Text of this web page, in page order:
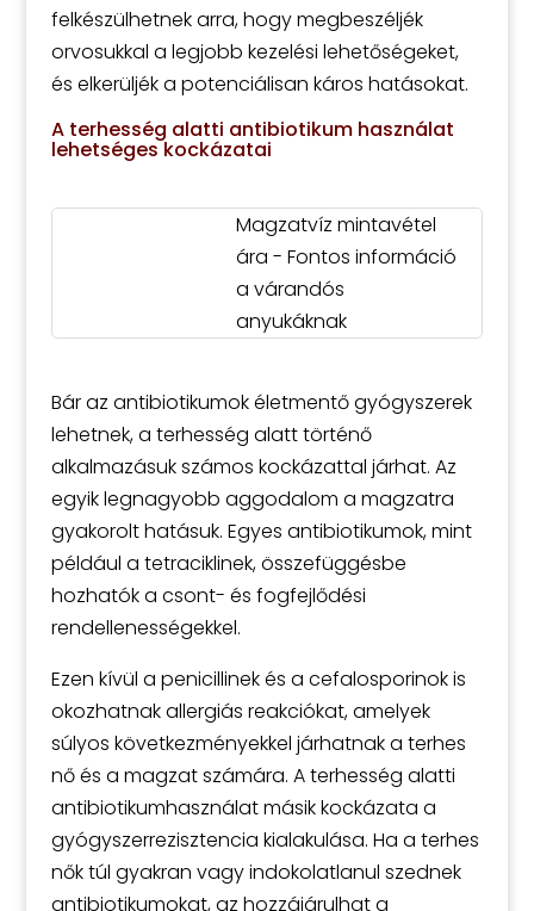
felkészülhetnek arra, hogy megbeszéljék
orvosukkal a legjobb kezelési lehetőségeket,
és elkerüljék a potenciálisan káros hatásokat.
A terhesség alatti antibiotikum használat
lehetséges kockázatai
Magzatvíz mintavétel
ára - Fontos információ
a várandós
anyukáknak
Bár az antibiotikumok életmentő gyógyszerek
lehetnek, a terhesség alatt történő
alkalmazásuk számos kockázattal járhat. Az
egyik legnagyobb aggodalom a magzatra
gyakorolt hatásuk. Egyes antibiotikumok, mint
például a tetraciklinek, összefüggésbe
hozhatók a csont- és fogfejlődési
rendellenességekkel.
Ezen kívül a penicillinek és a cefalosporinok is
okozhatnak allergiás reakciókat, amelyek
súlyos következményekkel járhatnak a terhes
nő és a magzat számára. A terhesség alatti
antibiotikumhasználat másik kockázata a
gyógyszerrezisztencia kialakulása. Ha a terhes
nők túl gyakran vagy indokolatlanul szednek
antibiotikumokat, az hozzájárulhat a